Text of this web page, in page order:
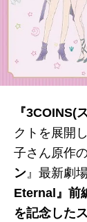
『3COINS(
クトを展開
子さん原作
ン』最新劇
Eternal』前
を記念した